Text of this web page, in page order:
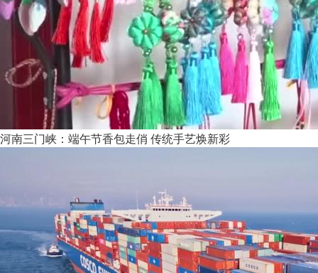
河南三门峡：端午节香包走俏 传统手艺焕新彩